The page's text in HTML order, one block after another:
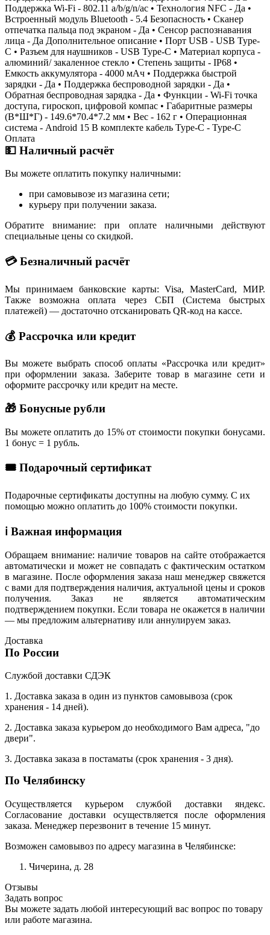
Поддержка Wi-Fi - 802.11 a/b/g/n/ac • Технология NFC - Да •
Встроенный модуль Bluetooth - 5.4 Безопасность • Сканер
отпечатка пальца под экраном - Да • Сенсор распознавания
лица - Да Дополнительное описание • Порт USB - USB Type-
C • Разъем для наушников - USB Type-C • Материал корпуса -
алюминий/ закаленное стекло • Степень защиты - IP68 •
Емкость аккумулятора - 4000 мАч • Поддержка быстрой
зарядки - Да • Поддержка беспроводной зарядки - Да •
Обратная беспроводная зарядка - Да • Функции - Wi-Fi точка
доступа, гироскоп, цифровой компас • Габаритные размеры
(В*Ш*Г) - 149.6*70.4*7.2 мм • Вес - 162 г • Операционная
система - Android 15 В комплекте кабель Type-C - Type-C
Оплата
💵 Наличный расчёт
Вы можете оплатить покупку наличными:
при самовывозе из магазина сети;
курьеру при получении заказа.
Обратите внимание: при оплате наличными действуют
специальные цены со скидкой.
💳 Безналичный расчёт
Мы принимаем банковские карты: Visa, MasterCard, МИР.
Также возможна оплата через СБП (Система быстрых
платежей) — достаточно отсканировать QR-код на кассе.
💰 Рассрочка или кредит
Вы можете выбрать способ оплаты «Рассрочка или кредит»
при оформлении заказа. Заберите товар в магазине сети и
оформите рассрочку или кредит на месте.
🎁 Бонусные рубли
Вы можете оплатить до 15% от стоимости покупки бонусами.
1 бонус = 1 рубль.
🎟 Подарочный сертификат
Подарочные сертификаты доступны на любую сумму. С их
помощью можно оплатить до 100% стоимости покупки.
ℹ️ Важная информация
Обращаем внимание: наличие товаров на сайте отображается
автоматически и может не совпадать с фактическим остатком
в магазине. После оформления заказа наш менеджер свяжется
с вами для подтверждения наличия, актуальной цены и сроков
получения. Заказ не является автоматическим
подтверждением покупки. Если товара не окажется в наличии
— мы предложим альтернативу или аннулируем заказ.
Доставка
По России
Службой доставки СДЭК
1. Доставка заказа в один из пунктов самовывоза (срок
хранения - 14 дней).
2. Доставка заказа курьером до необходимого Вам адреса, "до
двери".
3. Доставка заказа в постаматы (срок хранения - 3 дня).
По Челябинску
Осуществляется курьером службой доставки яндекс.
Согласование доставки осуществляется после оформления
заказа. Менеджер перезвонит в течение 15 минут.
Возможен самовывоз по адресу магазина в Челябинске:
Чичерина, д. 28
Отзывы
Задать вопрос
Вы можете задать любой интересующий вас вопрос по товару
или работе магазина.